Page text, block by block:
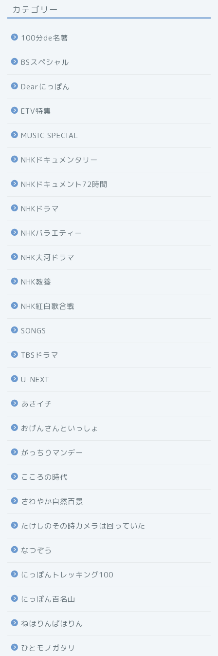
カテゴリー
100分de名著
BSスペシャル
Dearにっぽん
ETV特集
MUSIC SPECIAL
NHKドキュメンタリー
NHKドキュメント72時間
NHKドラマ
NHKバラエティー
NHK大河ドラマ
NHK教養
NHK紅白歌合戦
SONGS
TBSドラマ
U-NEXT
あさイチ
おげんさんといっしょ
がっちりマンデー
こころの時代
さわやか自然百景
たけしのその時カメラは回っていた
なつぞら
にっぽんトレッキング100
にっぽん百名山
ねほりんぱほりん
ひとモノガタリ